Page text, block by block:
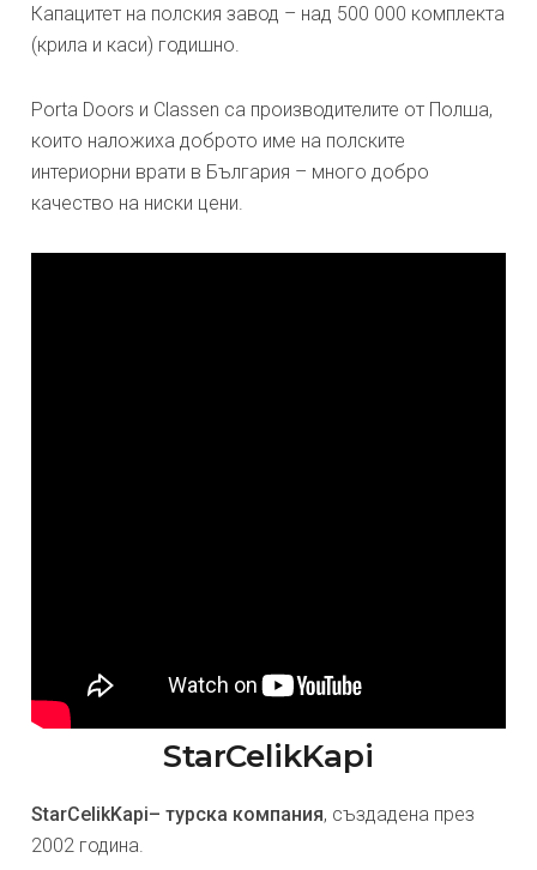
Капацитет на полския завод – над 500 000 комплекта
(крила и каси) годишно.
Porta Doors и Classen са производителите от Полша,
които наложиха доброто име на полските
интериорни врати в България – много добро
качество на ниски цени.
StarCelikKapi
StarCelikKapi– турска компания, създадена през
2002 година.